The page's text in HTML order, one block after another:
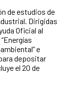
de estudios de
Dirigidas
Oficial al
e
depositar
el 20 de